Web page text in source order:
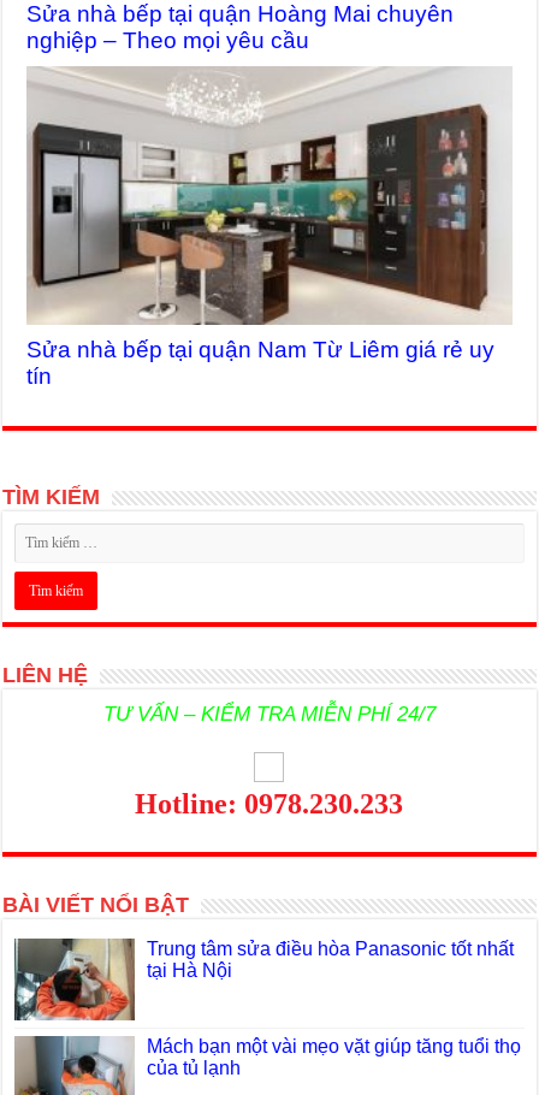
Sửa nhà bếp tại quận Hoàng Mai chuyên
nghiệp – Theo mọi yêu cầu
Sửa nhà bếp tại quận Nam Từ Liêm giá rẻ uy
tín
TÌM KIẾM
LIÊN HỆ
TƯ VẤN – KIỂM TRA MIỄN PHÍ 24/7
Hotline: 0978.230.233
BÀI VIẾT NỔI BẬT
Trung tâm sửa điều hòa Panasonic tốt nhất
tại Hà Nội
Mách bạn một vài mẹo vặt giúp tăng tuổi thọ
của tủ lạnh